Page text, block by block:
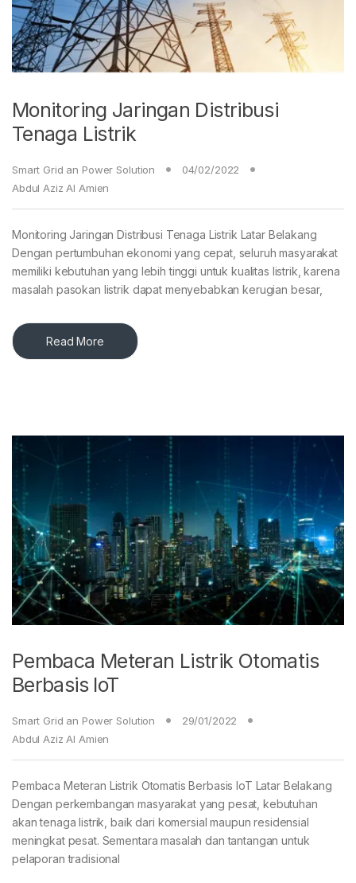
Monitoring Jaringan Distribusi
Tenaga Listrik
Smart Grid an Power Solution
04/02/2022
Abdul Aziz Al Amien
Monitoring Jaringan Distribusi Tenaga Listrik Latar Belakang
Dengan pertumbuhan ekonomi yang cepat, seluruh masyarakat
memiliki kebutuhan yang lebih tinggi untuk kualitas listrik, karena
masalah pasokan listrik dapat menyebabkan kerugian besar,
Read More
Pembaca Meteran Listrik Otomatis
Berbasis IoT
Smart Grid an Power Solution
29/01/2022
Abdul Aziz Al Amien
Pembaca Meteran Listrik Otomatis Berbasis IoT Latar Belakang
Dengan perkembangan masyarakat yang pesat, kebutuhan
akan tenaga listrik, baik dari komersial maupun residensial
meningkat pesat. Sementara masalah dan tantangan untuk
pelaporan tradisional